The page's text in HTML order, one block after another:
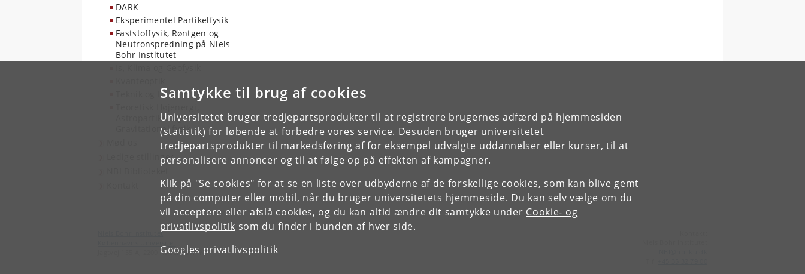
Samtykke til brug af cookies
Universitetet bruger tredjepartsprodukter til at registrere brugernes adfærd på hjemmesiden
(statistik) for løbende at forbedre vores service. Desuden bruger universitetet
tredjepartsprodukter til markedsføring af for eksempel udvalgte uddannelser eller kurser, til at
personalisere annoncer og til at følge op på effekten af kampagner.
Klik på "Se cookies" for at se en liste over udbyderne af de forskellige cookies, som kan blive gemt
på din computer eller mobil, når du bruger universitetets hjemmeside. Du kan selv vælge om du
vil acceptere eller afslå cookies, og du kan altid ændre dit samtykke under Cookie- og
privatlivspolitik som du finder i bunden af hver side.
Googles privatlivspolitik
DARK
Eksperimentel Partikelfysik
Faststoffysik, Røntgen og
Neutronspredning på Niels
Bohr Institutet
Teknik og IT
Astropartikel og
Gravitationel fysik
Ledige stillinger
Niels Bohr Institutet
Jagtvej 155 A, 2200 København N.